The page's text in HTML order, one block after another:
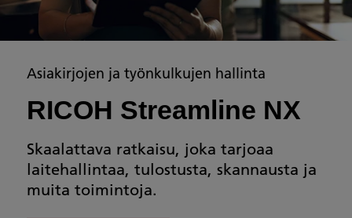
Asiakirjojen ja työnkulkujen hallinta
RICOH Streamline NX
Skaalattava ratkaisu, joka tarjoaa
laitehallintaa, tulostusta, skannausta ja
muita toimintoja.